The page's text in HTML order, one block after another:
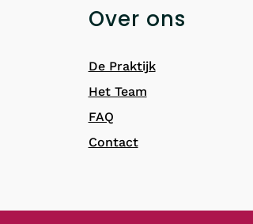
Over ons
De Praktijk
Het Team
FAQ
Contact